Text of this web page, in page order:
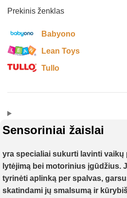
Prekinis ženklas
Babyono
Lean Toys
Tullo
Sensoriniai žaislai
yra specialiai sukurti lavinti vaikų
lytėjimą bei motorinius įgūdžius.
tyrinėti aplinką per spalvas,
skatindami jų smalsumą ir